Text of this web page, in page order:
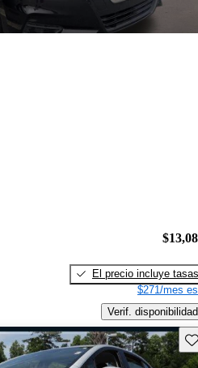
El precio incluye tasas
$271/mes
Verif. disponibilidad